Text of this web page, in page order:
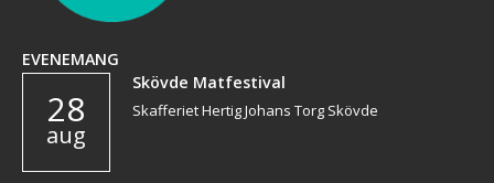
EVENEMANG
28
aug
Skövde Matfestival
Skafferiet Hertig Johans Torg Skövde